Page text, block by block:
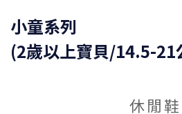
小童系列
(2歲以上寶貝/14.5-21
休閒鞋